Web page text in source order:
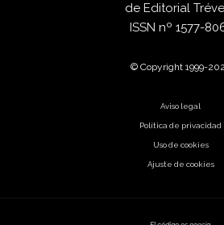
de Editorial
ISSN nº 1577-
© Copyright 1999-
Aviso legal
Política de privacidad
Uso de cookies
Ajuste de cookies